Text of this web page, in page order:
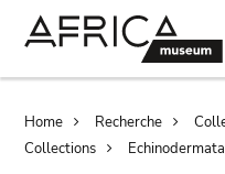
Home Recherche
Collections